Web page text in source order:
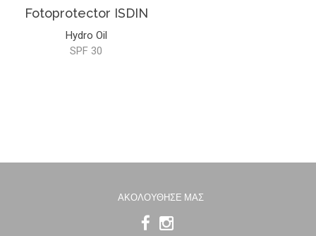
Fotoprotector ISDIN
Hydro Oil
SPF 30
ΑΚΟΛΟΥΘΗΣΕ ΜΑΣ